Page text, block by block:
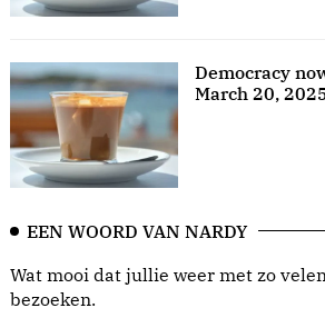
Democracy
March 20,
EEN WOORD VAN NARDY
Wat mooi dat jullie weer met zo
bezoeken.